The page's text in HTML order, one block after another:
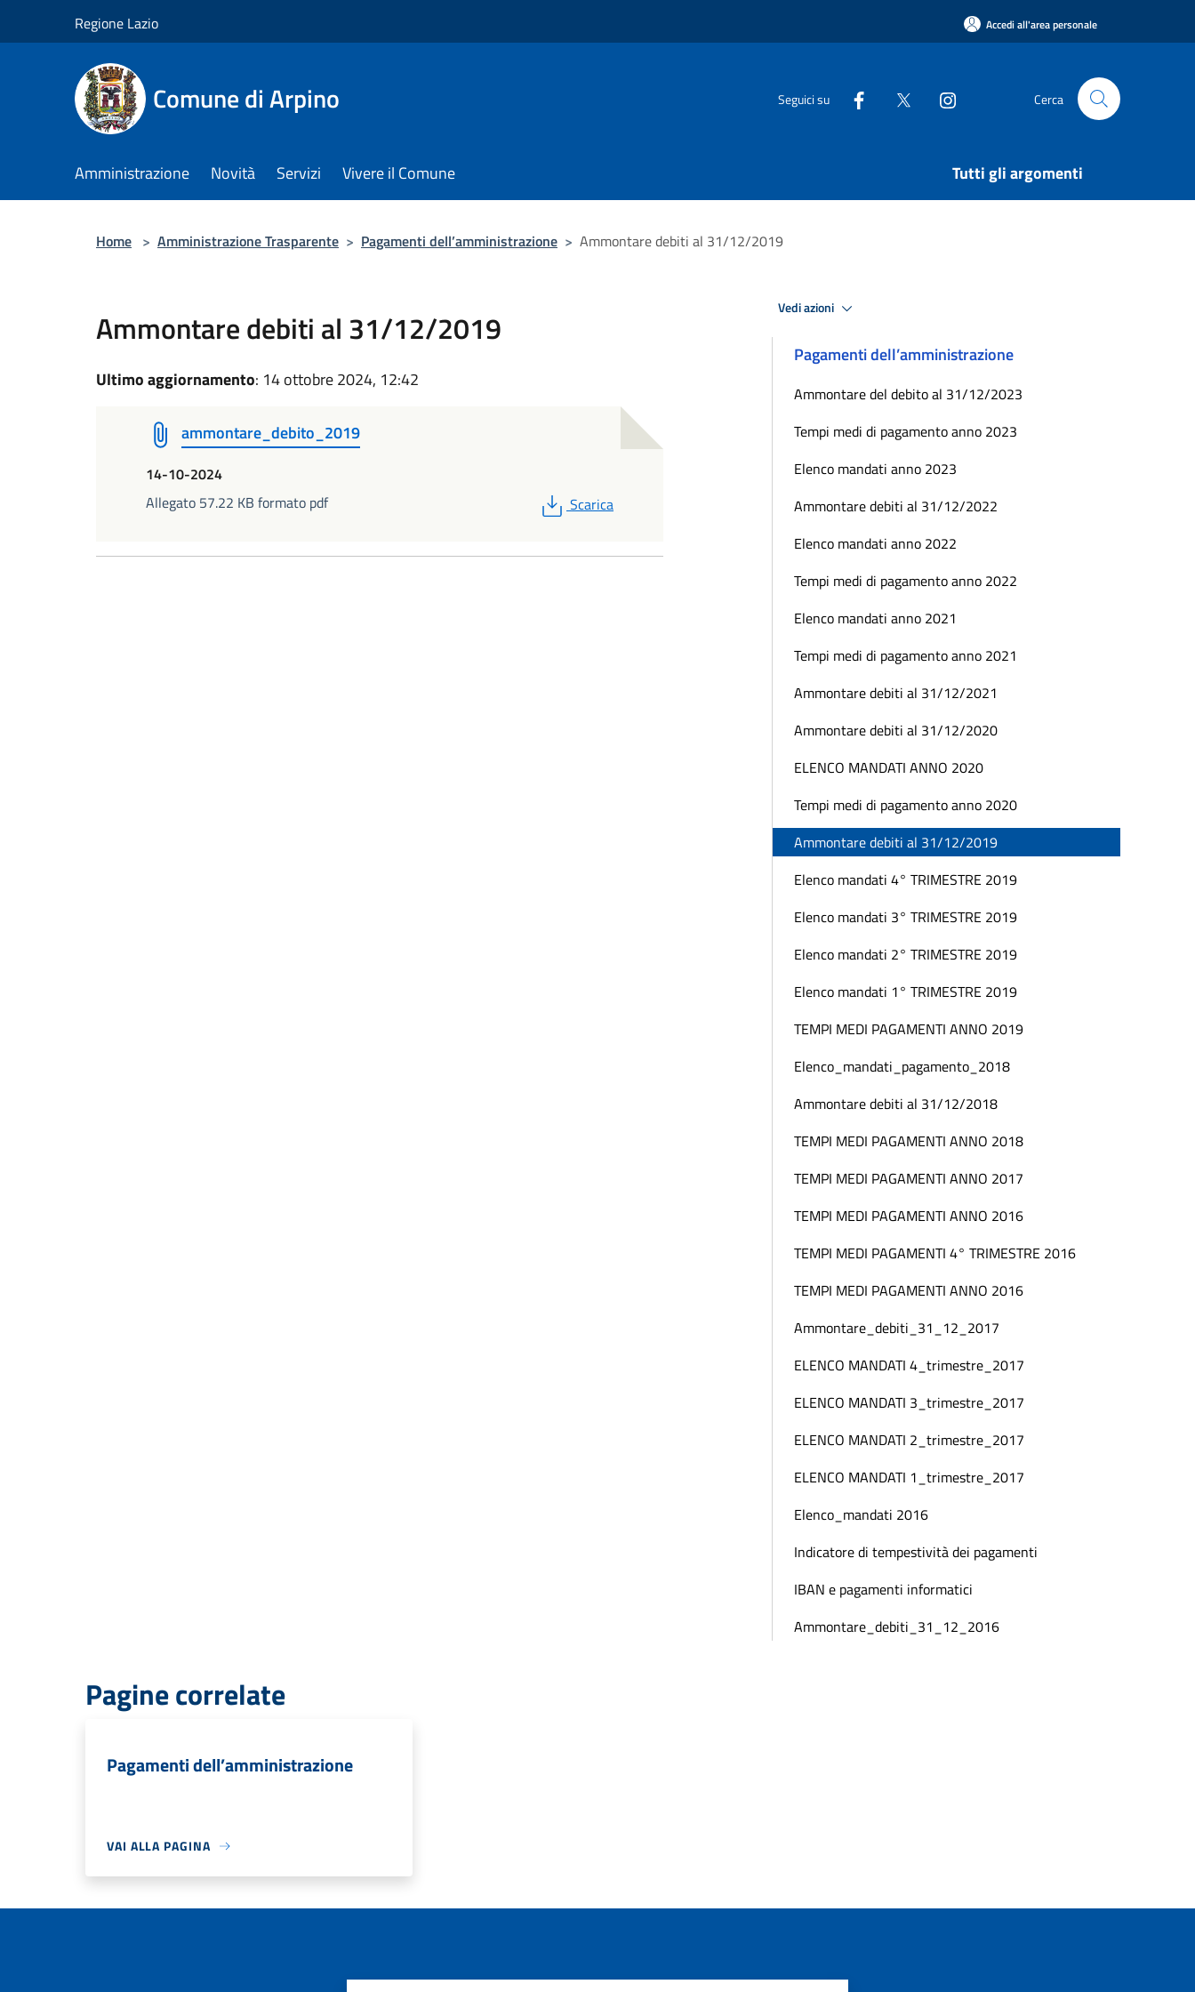
Regione Lazio Accedi all'area personale
Comune di Arpino Seguici su Cerca
Amministrazione Novità Servizi Vivere il Comune Tutti gli argomenti
Home > Amministrazione Trasparente > Pagamenti dell’amministrazione > Ammontare debiti al 31/12/2019
Ammontare debiti al 31/12/2019
Ultimo aggiornamento: 14 ottobre 2024, 12:42
ammontare_debito_2019
14-10-2024
Allegato 57.22 KB formato pdf
PDF
Scarica
Vedi azioni
Pagamenti dell’amministrazione
Ammontare del debito al 31/12/2023
Tempi medi di pagamento anno 2023
Elenco mandati anno 2023
Ammontare debiti al 31/12/2022
Elenco mandati anno 2022
Tempi medi di pagamento anno 2022
Elenco mandati anno 2021
Tempi medi di pagamento anno 2021
Ammontare debiti al 31/12/2021
Ammontare debiti al 31/12/2020
ELENCO MANDATI ANNO 2020
Tempi medi di pagamento anno 2020
Ammontare debiti al 31/12/2019
Elenco mandati 4° TRIMESTRE 2019
Elenco mandati 3° TRIMESTRE 2019
Elenco mandati 2° TRIMESTRE 2019
Elenco mandati 1° TRIMESTRE 2019
TEMPI MEDI PAGAMENTI ANNO 2019
Elenco_mandati_pagamento_2018
Ammontare debiti al 31/12/2018
TEMPI MEDI PAGAMENTI ANNO 2018
TEMPI MEDI PAGAMENTI ANNO 2017
TEMPI MEDI PAGAMENTI ANNO 2016
TEMPI MEDI PAGAMENTI 4° TRIMESTRE 2016
TEMPI MEDI PAGAMENTI ANNO 2016
Ammontare_debiti_31_12_2017
ELENCO MANDATI 4_trimestre_2017
ELENCO MANDATI 3_trimestre_2017
ELENCO MANDATI 2_trimestre_2017
ELENCO MANDATI 1_trimestre_2017
Elenco_mandati 2016
Indicatore di tempestività dei pagamenti
IBAN e pagamenti informatici
Ammontare_debiti_31_12_2016
Pagine correlate
Pagamenti dell’amministrazione
VAI ALLA PAGINA